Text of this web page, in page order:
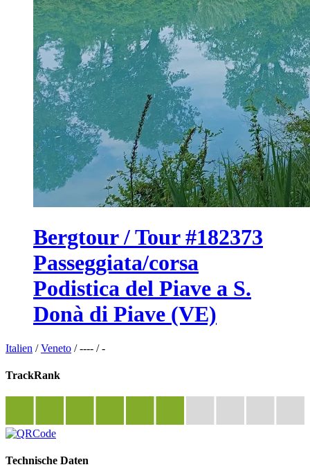
Bergtour / Tour #182373
Passeggiata/corsa
Podistica del Piave a S.
Donà di Piave (VE)
Italien /Veneto /---- /-
TrackRank
Technische Daten